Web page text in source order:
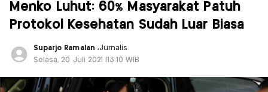
Menko Luhut: 60% Masyarakat Patuh
Protokol Kesehatan Sudah Luar Biasa
Suparjo Ramalan ,Jurnalis
Selasa, 20 Juli 2021 |13:10 WIB